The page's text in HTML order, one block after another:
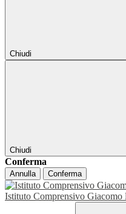
Chiudi
Chiudi
Conferma
Annulla Conferma
Istituto Comprensivo Giacomo